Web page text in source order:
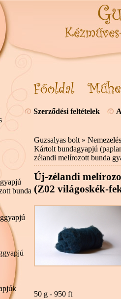
Szerződési feltételek
Guzsalyas bolt »
Kártolt bundagyapjú
zélandi melírozott bunda
Új-zélandi
(Z02 világoskék-
50 g - 950 ft
bunda